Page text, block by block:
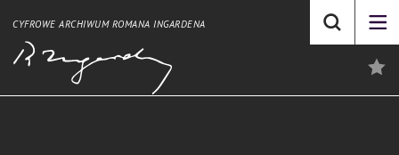
CYFROWE ARCHIWUM ROMANA INGARDENA